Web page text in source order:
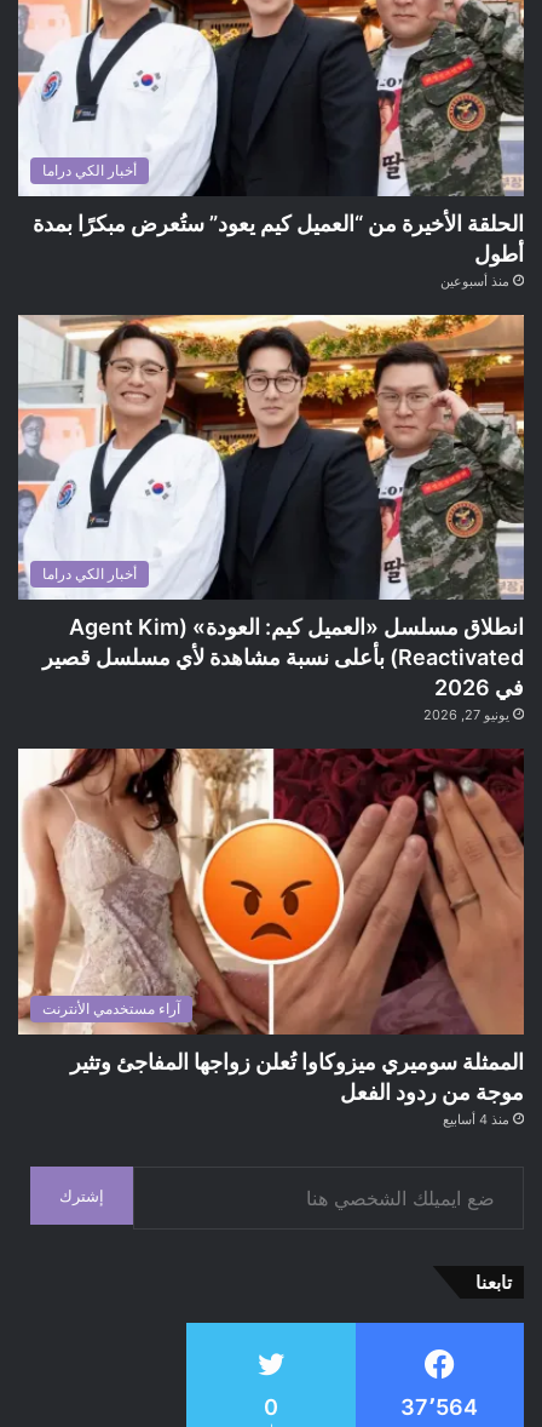
أخبار الكي دراما
الحلقة الأخيرة من “العميل كيم يعود” ستُعرض مبكرًا بمدة
أطول
منذ أسبوعين
أخبار الكي دراما
انطلاق مسلسل «العميل كيم: العودة» (Agent Kim
Reactivated) بأعلى نسبة مشاهدة لأي مسلسل قصير
في 2026
يونيو 27, 2026
آراء مستخدمي الأنترنت
الممثلة سوميري ميزوكاوا تُعلن زواجها المفاجئ وتثير
موجة من ردود الفعل
منذ 4 أسابيع
إشترك
تابعنا
37٬564 0